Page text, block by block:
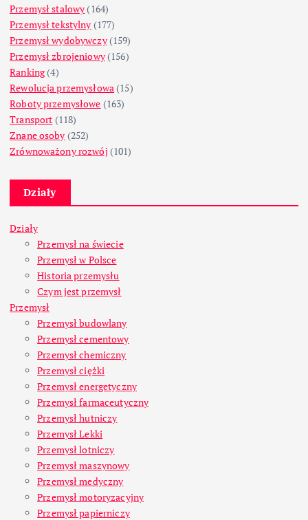
Przemysł stalowy (164)
Przemysł tekstylny (177)
Przemysł wydobywczy(159)
Przemysł zbrojeniowy(156)
Ranking(4)
Rewolucja przemysłowa (15)
Roboty przemysłowe (163)
Transport (118)
Znane osoby (252)
Zrównoważony rozwój (101)
Działy
Działy
Przemysł na świecie
Przemysł w Polsce
Historia przemysłu
Czym jest przemysł
Przemysł
Przemysł budowlany
Przemysł cementowy
Przemysł chemiczny
Przemysł ciężki
Przemysł energetyczny
Przemysł farmaceutyczny
Przemysł hutniczy
Przemysł Lekki
Przemysł lotniczy
Przemysł maszynowy
Przemysł medyczny
Przemysł motoryzacyjny
Przemysł papierniczy